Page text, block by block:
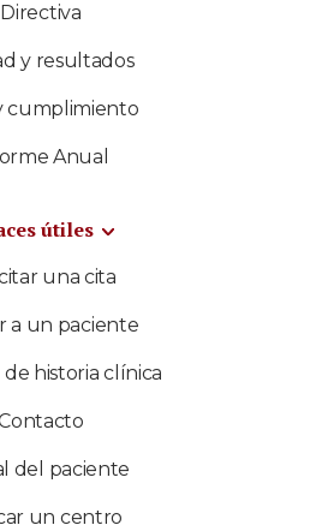
Directiva
y resultados
cumplimiento
Anual
útiles
una cita
a un paciente
historia clínica
del paciente
un centro